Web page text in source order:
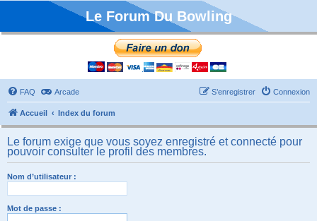
Le Forum Du Bowling
FAQ Arcade Connexion
S’enregistrer
Accueil Index du forum
Le forum exige que vous soyez enregistré et connecté pour
pouvoir consulter le profil des membres.
Nom d’utilisateur :
Mot de passe :